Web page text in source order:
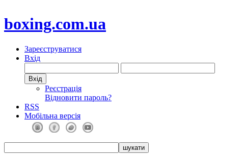
boxing.com.ua
Зареєструватися
Вхід
Реєстрація
Відновити пароль?
RSS
Мобільна версія